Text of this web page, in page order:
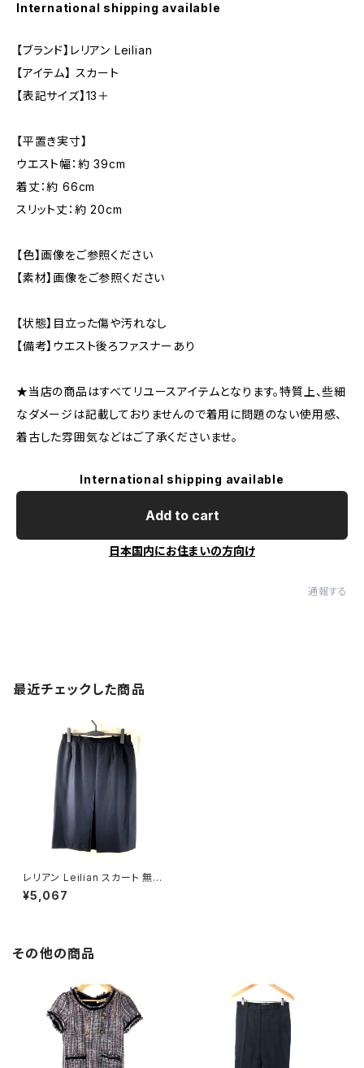
International shipping available
【ブランド】レリアン Leilian
【アイテム】 スカート
【表記サイズ】13＋
【平置き実寸】
ウエスト幅：約 39cm
着丈：約 66cm
スリット丈：約 20cm
【色】画像をご参照ください
【素材】画像をご参照ください
【状態】目立った傷や汚れなし
【備考】ウエスト後ろファスナーあり
★当店の商品はすべてリユースアイテムとなります。特質上、些細
なダメージは記載しておりませんので着用に問題のない使用感、
着古した雰囲気などはご了承くださいませ。
International shipping available
Add to cart
日本国内にお住まいの方向け
通報する
最近チェックした商品
レリアン Leilian スカート 無地
スリット 濃紺 13＋サイズ 9159
79
¥5,067
その他の商品